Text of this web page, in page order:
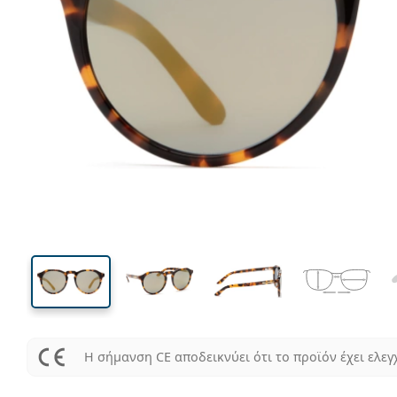
44 mm
Ύψος φακού Μήκος φακού
Η σήμανση CE αποδεικνύει ότι το προϊόν έχει